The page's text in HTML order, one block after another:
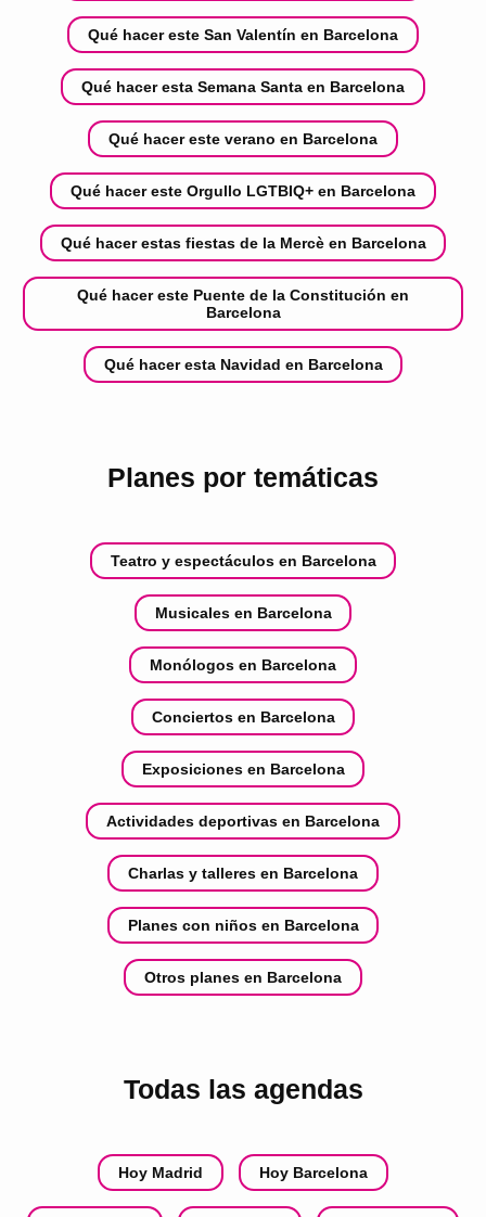
Qué hacer este San Valentín en Barcelona
Qué hacer esta Semana Santa en Barcelona
Qué hacer este verano en Barcelona
Qué hacer este Orgullo LGTBIQ+ en Barcelona
Qué hacer estas fiestas de la Mercè en Barcelona
Qué hacer este Puente de la Constitución en
Barcelona
Qué hacer esta Navidad en Barcelona
Planes por temáticas
Teatro y espectáculos en Barcelona
Musicales en Barcelona
Monólogos en Barcelona
Conciertos en Barcelona
Exposiciones en Barcelona
Actividades deportivas en Barcelona
Charlas y talleres en Barcelona
Planes con niños en Barcelona
Otros planes en Barcelona
Todas las agendas
Hoy Madrid Hoy Barcelona